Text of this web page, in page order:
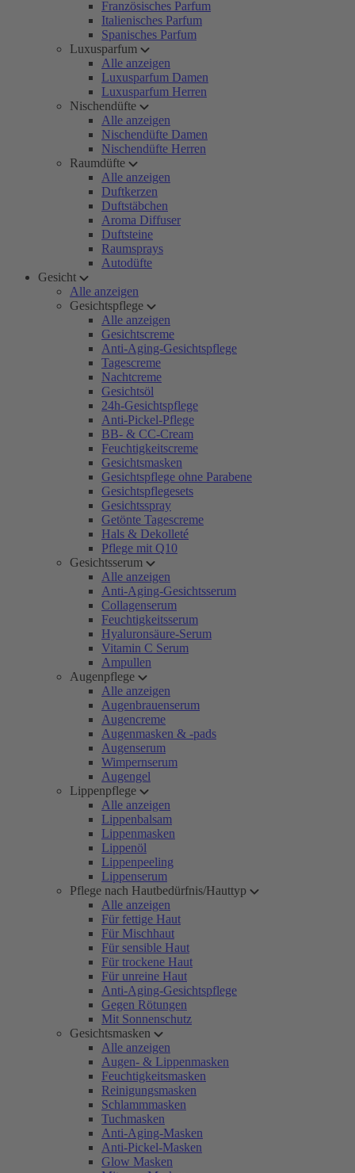
Französisches Parfum
Italienisches Parfum
Spanisches Parfum
Luxusparfum
Alle anzeigen
Luxusparfum Damen
Luxusparfum Herren
Nischendüfte
Alle anzeigen
Nischendüfte Damen
Nischendüfte Herren
Raumdüfte
Alle anzeigen
Duftkerzen
Duftstäbchen
Aroma Diffuser
Duftsteine
Raumsprays
Autodüfte
Gesicht
Alle anzeigen
Gesichtspflege
Alle anzeigen
Gesichtscreme
Anti-Aging-Gesichtspflege
Tagescreme
Nachtcreme
Gesichtsöl
24h-Gesichtspflege
Anti-Pickel-Pflege
BB- & CC-Cream
Feuchtigkeitscreme
Gesichtsmasken
Gesichtspflege ohne Parabene
Gesichtspflegesets
Gesichtsspray
Getönte Tagescreme
Hals & Dekolleté
Pflege mit Q10
Gesichtsserum
Alle anzeigen
Anti-Aging-Gesichtsserum
Collagenserum
Feuchtigkeitsserum
Hyaluronsäure-Serum
Vitamin C Serum
Ampullen
Augenpflege
Alle anzeigen
Augenbrauenserum
Augencreme
Augenmasken & -pads
Augenserum
Wimpernserum
Augengel
Lippenpflege
Alle anzeigen
Lippenbalsam
Lippenmasken
Lippenöl
Lippenpeeling
Lippenserum
Pflege nach Hautbedürfnis/Hauttyp
Alle anzeigen
Für fettige Haut
Für Mischhaut
Für sensible Haut
Für trockene Haut
Für unreine Haut
Anti-Aging-Gesichtspflege
Gegen Rötungen
Mit Sonnenschutz
Gesichtsmasken
Alle anzeigen
Augen- & Lippenmasken
Feuchtigkeitsmasken
Reinigungsmasken
Schlammmasken
Tuchmasken
Anti-Aging-Masken
Anti-Pickel-Masken
Glow Masken